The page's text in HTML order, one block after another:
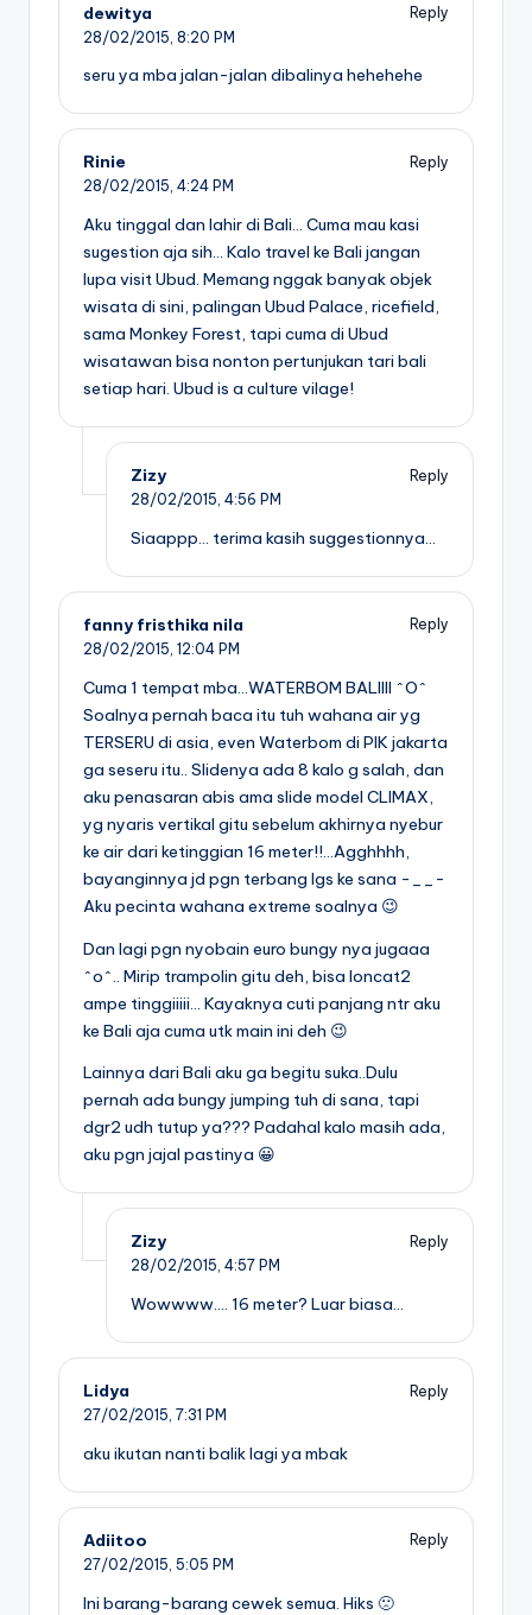
dewitya
Reply
28/02/2015, 8:20 PM
seru ya mba jalan-jalan dibalinya hehehehe
Rinie
Reply
28/02/2015, 4:24 PM
Aku tinggal dan lahir di Bali… Cuma mau kasi
sugestion aja sih… Kalo travel ke Bali jangan
lupa visit Ubud. Memang nggak banyak objek
wisata di sini, palingan Ubud Palace, ricefield,
sama Monkey Forest, tapi cuma di Ubud
wisatawan bisa nonton pertunjukan tari bali
setiap hari. Ubud is a culture vilage!
Zizy
Reply
28/02/2015, 4:56 PM
Siaappp… terima kasih suggestionnya…
fanny fristhika nila
Reply
28/02/2015, 12:04 PM
Cuma 1 tempat mba…WATERBOM BALIIII ^O^
Soalnya pernah baca itu tuh wahana air yg
TERSERU di asia, even Waterbom di PIK jakarta
ga seseru itu.. Slidenya ada 8 kalo g salah, dan
aku penasaran abis ama slide model CLIMAX,
yg nyaris vertikal gitu sebelum akhirnya nyebur
ke air dari ketinggian 16 meter!!…Agghhhh,
bayanginnya jd pgn terbang lgs ke sana -__-
Aku pecinta wahana extreme soalnya 😉
Dan lagi pgn nyobain euro bungy nya jugaaa
^o^.. Mirip trampolin gitu deh, bisa loncat2
ampe tinggiiiii… Kayaknya cuti panjang ntr aku
ke Bali aja cuma utk main ini deh 😉
Lainnya dari Bali aku ga begitu suka..Dulu
pernah ada bungy jumping tuh di sana, tapi
dgr2 udh tutup ya??? Padahal kalo masih ada,
aku pgn jajal pastinya 😀
Zizy
Reply
28/02/2015, 4:57 PM
Wowwww…. 16 meter? Luar biasa…
Lidya
Reply
27/02/2015, 7:31 PM
aku ikutan nanti balik lagi ya mbak
Adiitoo
Reply
27/02/2015, 5:05 PM
Ini barang-barang cewek semua. Hiks 🙁